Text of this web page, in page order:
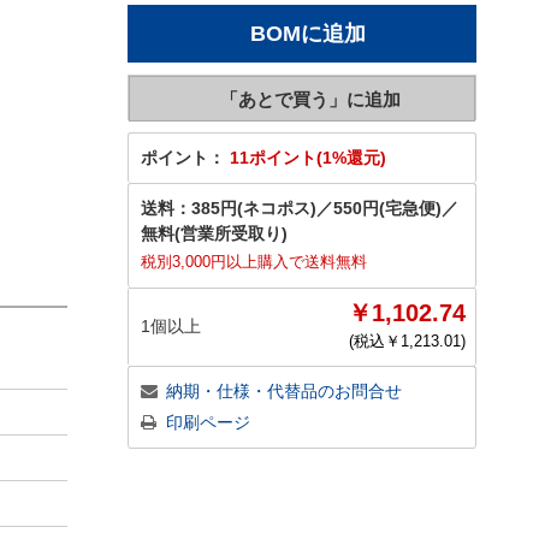
ポイント： 11ポイント(1%還元)
送料： 385円(ネコポス) ／550円(宅急便) ／
無料(営業所受取り)
税別3,000円以上購入で送料無料
1個以上 ￥1,102.74
(税込￥ 1,213.01)
納期・仕様・代替品のお問合せ
印刷ページ